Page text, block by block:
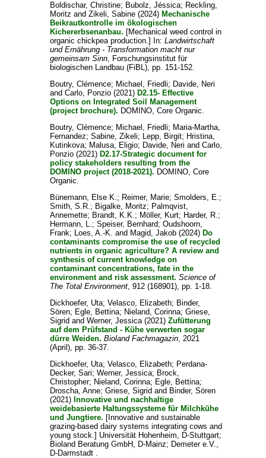
Boldischar, Christine; Bubolz, Jéssica; Reckling,
Moritz and Zikeli, Sabine(2024) Mechanische
Beikrautkontrolle im ökologischen
Kichererbsenanbau. [Mechanical weed control in
organic chickpea production.] In: Landwirtschaft
und Ernährung - Transformation macht nur
gemeinsam Sinn, Forschungsinstitut für
biologischen Landbau (FiBL), pp. 151-152.
Boutry, Clémence; Michael, Friedli; Davide, Neri
and Carlo, Ponzio(2021) D2.15- Effective
Options on Integrated Soil Management
(project brochure). DOMINO, Core Organic.
Boutry, Clémence; Michael, Friedli; Maria-Martha,
Fernandez; Sabine, Zikeli; Lepp, Birgit; Hristina,
Kutinkova; Malusa, Eligio; Davide, Neri and Carlo,
Ponzio(2021) D2.17-Strategic document for
policy stakeholders resulting from the
DOMINO project (2018-2021). DOMINO, Core
Organic.
Bünemann, Else K.; Reimer, Marie; Smolders, E.;
Smith, S.R.; Bigalke, Moritz; Palmqvist,
Annemette; Brandt, K.K.; Möller, Kurt; Harder, R.;
Hermann, L.; Speiser, Bernhard; Oudshoorn,
Frank; Loes, A.-K. and Magid, Jakob(2024) Do
contaminants compromise the use of recycled
nutrients in organic agriculture? A review and
synthesis of current knowledge on
contaminant concentrations, fate in the
environment and risk assessment. Science of
The Total Environment, 912 (168901), pp. 1-18.
Dickhoefer, Uta; Velasco, Elizabeth; Binder,
Sören; Egle, Bettina; Nieland, Corinna; Griese,
Sigrid and Werner, Jessica(2021) Zufütterung
auf dem Prüfstand - Kühe verwerten sogar
dürre Weiden. Bioland Fachmagazin, 2021
(April), pp. 36-37.
Dickhoefer, Uta; Velasco, Elizabeth; Perdana-
Decker, Sari; Werner, Jessica; Brock,
Christopher; Nieland, Corinna; Egle, Bettina;
Droscha, Anne; Griese, Sigrid and Binder, Sören
(2021) Innovative und nachhaltige
weidebasierte Haltungssysteme für Milchkühe
und Jungtiere. [Innovative and sustainable
grazing-based dairy systems integrating cows and
young stock.] Universität Hohenheim, D-Stuttgart;
Bioland Beratung GmbH, D-Mainz; Demeter e.V.,
D-Darmstadt .